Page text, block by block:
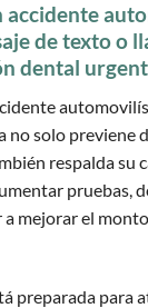
accidente
de texto o
dental
no solo previene
respalda su
pruebas,
mejorar el
preparada para